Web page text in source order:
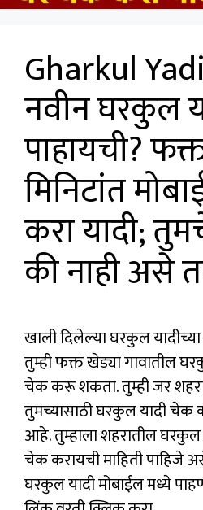
Gharkul
नवीन घरकुल
पाहायची?
मिनिटांत
करा यादी;
की नाही असे
खाली दिलेल्या घरकुल
तुम्ही फक्त खेड्या गावातील
चेक करू शकता. तुम्ही जर
तुमच्यासाठी घरकुल यादी चेक
आहे. तुम्हाला शहरातील घरकुल
चेक करायची माहिती पाहिजे
घरकुल यादी मोबाईल मध्ये